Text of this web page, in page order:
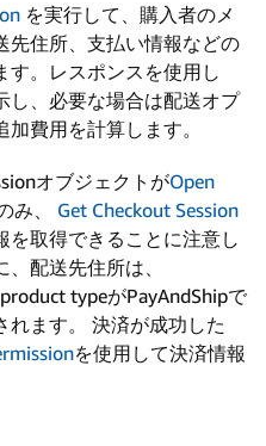
を実行して、購入者のメ
先住所、支払い情報などの
す。レスポンスを使用し
し、必要な場合は配送オプ
費用を計算します。
オブジェクトがOpen
み、 Get Checkout Session
を取得できることに注意し
配送先住所は、
typeがPayAndShipで
れます。 決済が成功した
を使用して決済情報